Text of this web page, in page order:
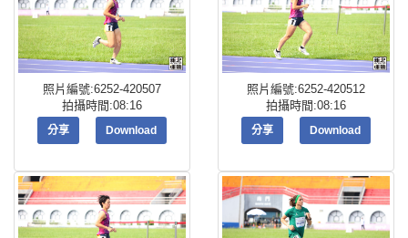
照片編號:6252-420507
拍攝時間:08:16
分享 Download
照片編號:6252-420512
拍攝時間:08:16
分享 Download